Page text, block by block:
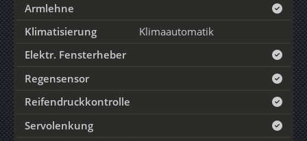
Armlehne
Klimatisierung
Klimaautomatik
Elektr. Fensterheber
Regensensor
Reifendruckkontrolle
Servolenkung